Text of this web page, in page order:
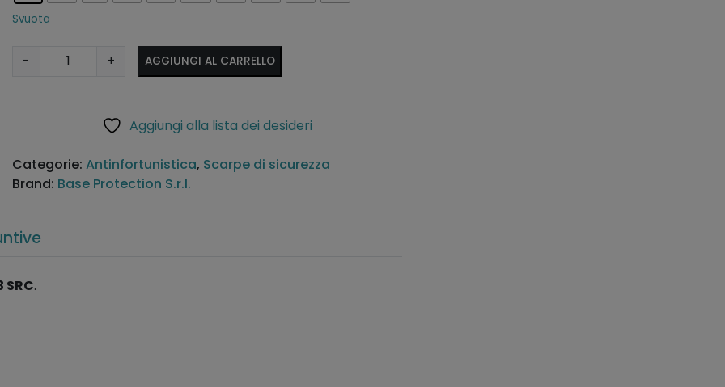
Svuota
-
B
e
J
o
T
+ AGGIUNGI AL CARRELLO
r
Aggiungi alla lista dei desideri
Categorie:Antinfortunistica, Scarpe di sicurezza
Brand: Base Protection S.r.l.
SRC.